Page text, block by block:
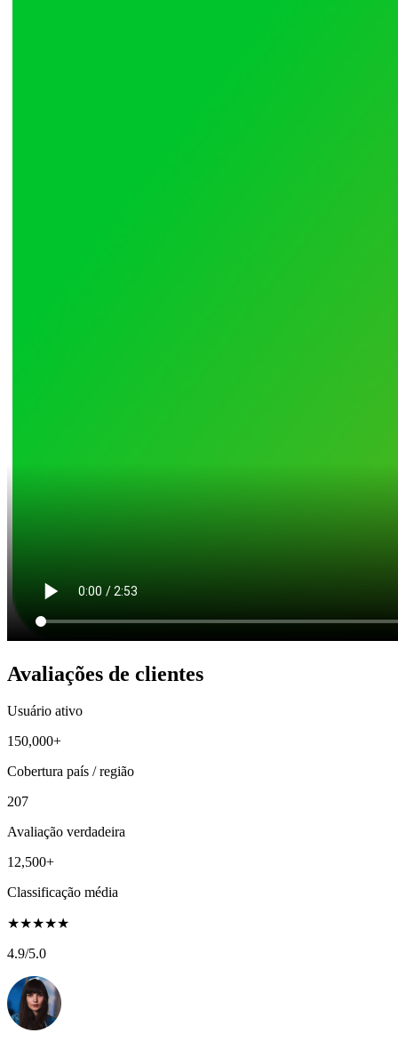
Avaliações de clientes
Usuário ativo
150,000+
Cobertura país / região
207
Avaliação verdadeira
12,500+
Classificação média
★★★★★
4.9/5.0